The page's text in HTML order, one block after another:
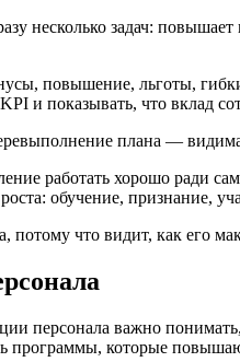
несколько задач:
повышение, льготы,
и показывать, что вклад
плана —
работать хорошо ради
обучение, признание,
потому что видит, как его
персонала важно
которые